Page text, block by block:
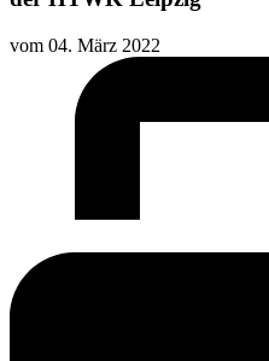
vom 04. März 2022